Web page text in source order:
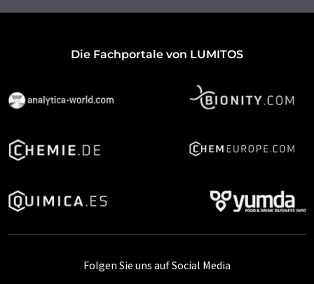
Die Fachportale von LUMITOS
Folgen Sie uns auf Social Media